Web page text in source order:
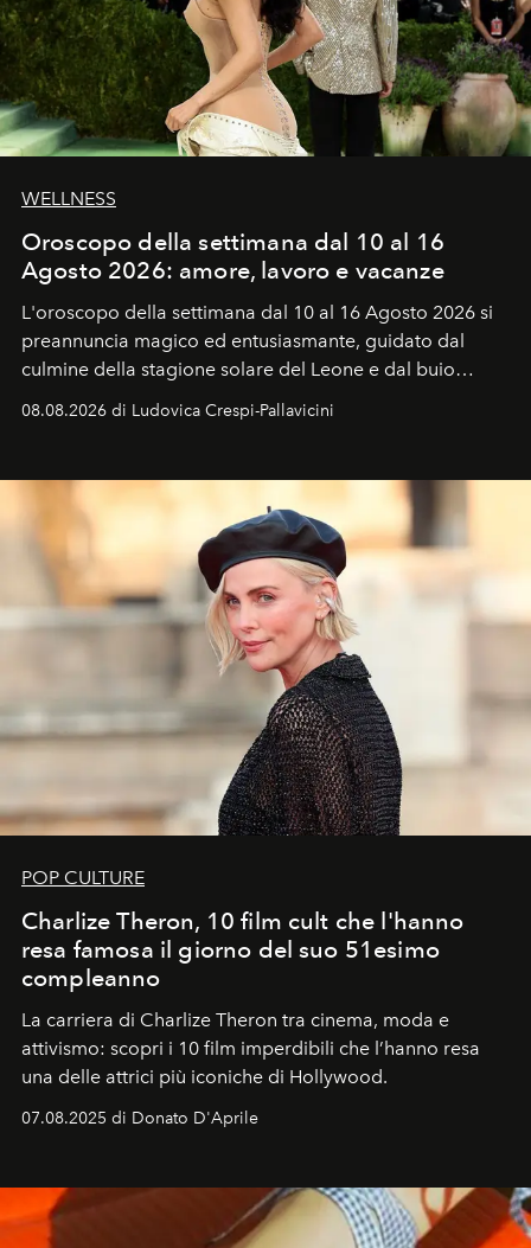
WELLNESS
Oroscopo della settimana dal 10 al 16
Agosto 2026: amore, lavoro e vacanze
L'oroscopo della settimana dal 10 al 16 Agosto 2026 si
preannuncia magico ed entusiasmante, guidato dal
culmine della stagione solare del Leone e dal buio
favorevole della Luna nuova in Leone del 12 agosto,
ideale per la notte delle Perseidi.
08.08.2026 di Ludovica Crespi-Pallavicini
POP CULTURE
Charlize Theron, 10 film cult che l'hanno
resa famosa il giorno del suo 51esimo
compleanno
La carriera di Charlize Theron tra cinema, moda e
attivismo: scopri i 10 film imperdibili che l’hanno resa
una delle attrici più iconiche di Hollywood.
07.08.2025 di Donato D'Aprile